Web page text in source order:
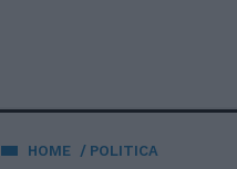
HOME POLITICA